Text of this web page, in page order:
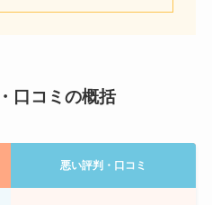
口コミの概括
悪い評判・口コミ